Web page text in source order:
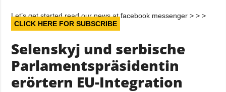
Let’s get started read our news at facebook messenger > > >
CLICK HERE FOR SUBSCRIBE
Selenskyj und serbische
Parlamentspräsidentin
erörtern EU-Integration